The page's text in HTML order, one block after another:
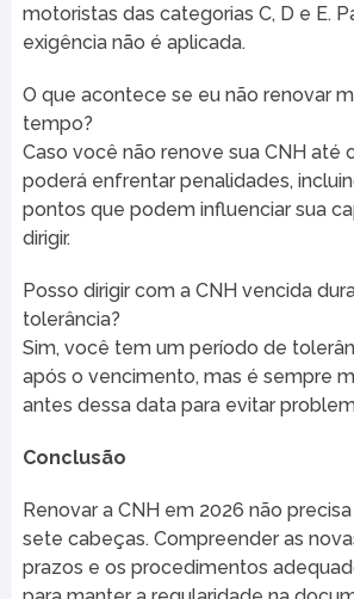
motoristas das categorias C, D e E.
exigência não é aplicada.
O que acontece se eu não renovar
tempo?
Caso você não renove sua CNH até
poderá enfrentar penalidades,
pontos que podem influenciar sua
dirigir.
Posso dirigir com a CNH vencida
tolerância?
Sim, você tem um período de
após o vencimento, mas é sempre
antes dessa data para evitar
Conclusão
Renovar a CNH em 2026 não
sete cabeças. Compreender as
prazos e os procedimentos